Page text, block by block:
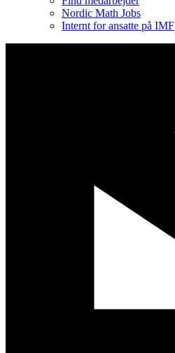
Nordic Math Jobs
Internt for ansatte på IMF